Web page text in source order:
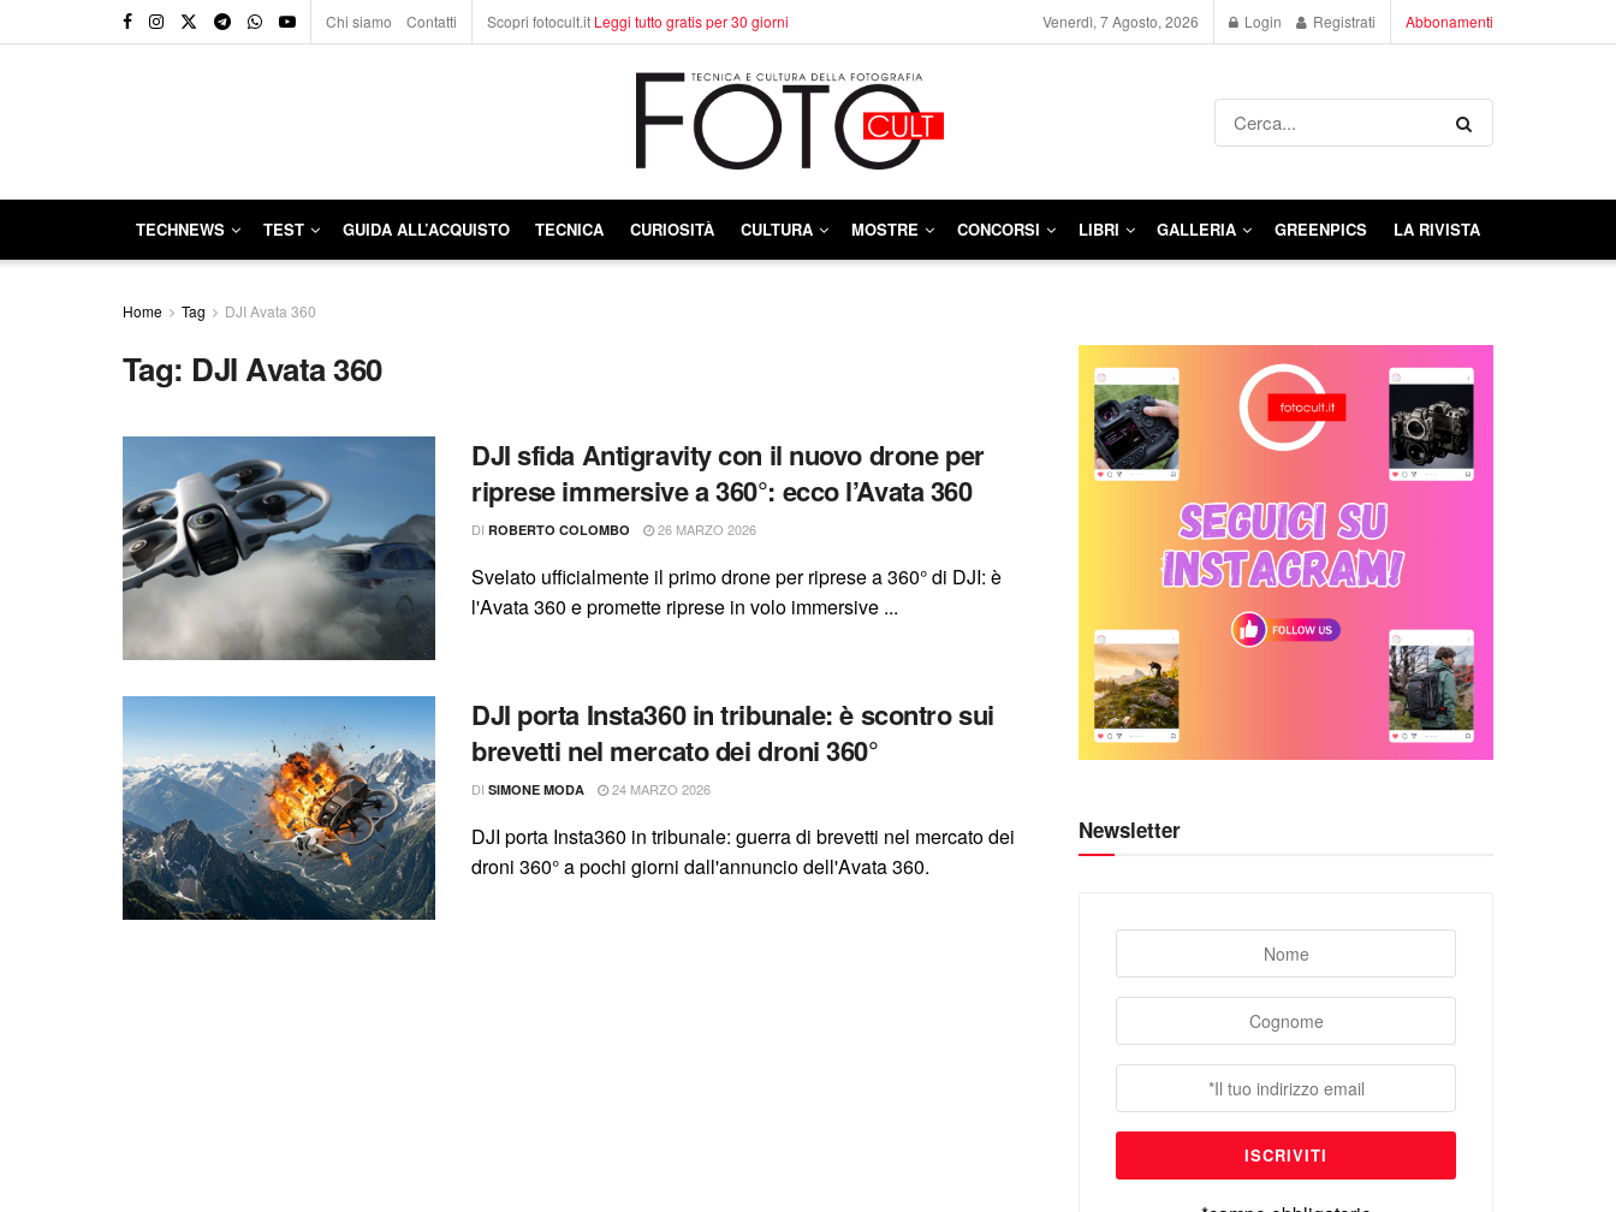
Chi siamo Contatti Scopri fotocult.it Leggi tutto gratis per 30 giorni Venerdì, 7 Agosto, 2026 Login Registrati Abbonamenti
TECHNEWS TEST GUIDA ALL’ACQUISTO TECNICA CURIOSITÀ CULTURA MOSTRE CONCORSI LIBRI GALLERIA GREENPICS LA RIVISTA
Home Tag DJI Avata 360
Tag: DJI Avata 360
DJI sfida Antigravity con il nuovo drone per
riprese immersive a 360°: ecco l’Avata 360
DI ROBERTO COLOMBO 26 MARZO 2026
Svelato ufficialmente il primo drone per riprese a 360° di DJI: è
l'Avata 360 e promette riprese in volo immersive ...
DJI porta Insta360 in tribunale: è scontro sui
brevetti nel mercato dei droni 360°
DI SIMONE MODA 24 MARZO 2026
DJI porta Insta360 in tribunale: guerra di brevetti nel mercato dei
droni 360° a pochi giorni dall'annuncio dell'Avata 360.
Newsletter